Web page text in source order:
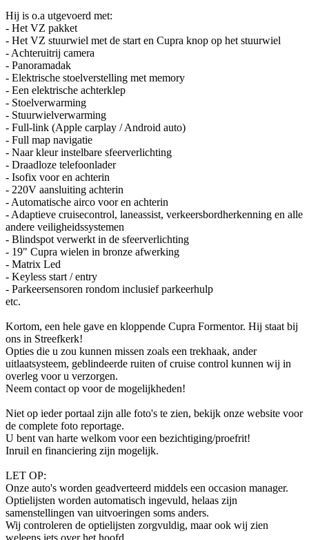
Hij is o.a utgevoerd met:
- Het VZ pakket
- Het VZ stuurwiel met de start en Cupra knop op het stuurwiel
- Achteruitrij camera
- Panoramadak
- Elektrische stoelverstelling met memory
- Een elektrische achterklep
- Stoelverwarming
- Stuurwielverwarming
- Full-link (Apple carplay / Android auto)
- Full map navigatie
- Naar kleur instelbare sfeerverlichting
- Draadloze telefoonlader
- Isofix voor en achterin
- 220V aansluiting achterin
- Automatische airco voor en achterin
- Adaptieve cruisecontrol, laneassist, verkeersbordherkenning en alle
andere veiligheidssystemen
- Blindspot verwerkt in de sfeerverlichting
- 19" Cupra wielen in bronze afwerking
- Matrix Led
- Keyless start / entry
- Parkeersensoren rondom inclusief parkeerhulp
etc.
Kortom, een hele gave en kloppende Cupra Formentor. Hij staat bij
ons in Streefkerk!
Opties die u zou kunnen missen zoals een trekhaak, ander
uitlaatsysteem, geblindeerde ruiten of cruise control kunnen wij in
overleg voor u verzorgen.
Neem contact op voor de mogelijkheden!
Niet op ieder portaal zijn alle foto's te zien, bekijk onze website voor
de complete foto reportage.
U bent van harte welkom voor een bezichtiging/proefrit!
Inruil en financiering zijn mogelijk.
LET OP:
Onze auto's worden geadverteerd middels een occasion manager.
Optielijsten worden automatisch ingevuld, helaas zijn
samenstellingen van uitvoeringen soms anders.
Wij controleren de optielijsten zorgvuldig, maar ook wij zien
weleens iets over het hoofd.